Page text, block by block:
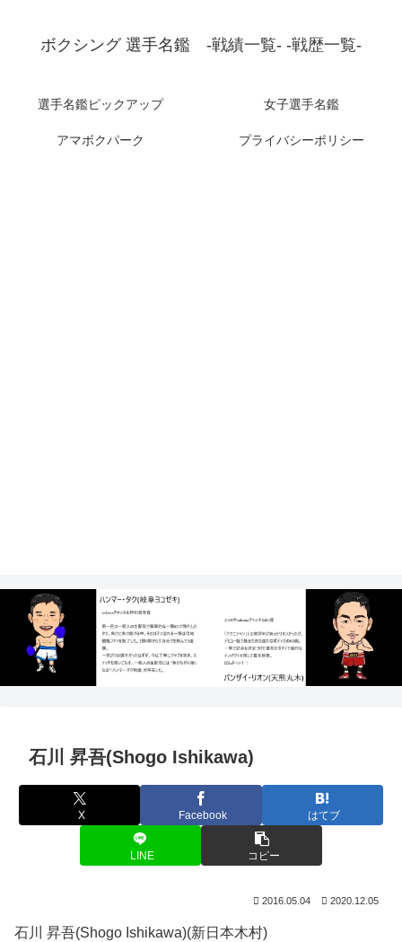
ボクシング 選手名鑑 -戦績一覧- -戦歴一覧-
選手名鑑ピックアップ 女子選手名鑑
アマボクパーク プライバシーポリシー
石川 昇吾(Shogo Ishikawa)
X Facebook はてブ
LINE コピー
2016.05.04 2020.12.05
石川 昇吾(Shogo Ishikawa)(新日本木村)